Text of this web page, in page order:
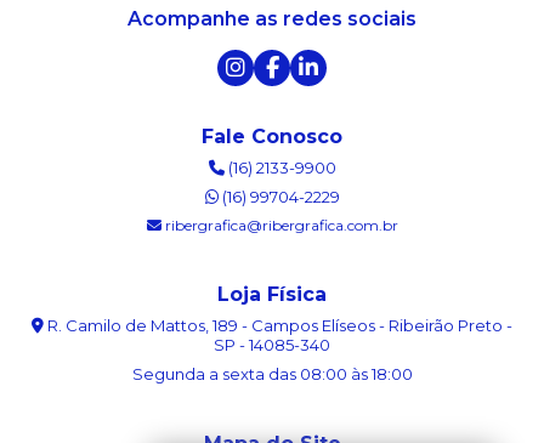
Acompanhe as redes sociais
Fale Conosco
(16) 2133-9900
(16) 99704-2229
ribergrafica@ribergrafica.com.br
Loja Física
R. Camilo de Mattos, 189 - Campos Elíseos - Ribeirão Preto -
SP - 14085-340
Segunda a sexta das 08:00 às 18:00